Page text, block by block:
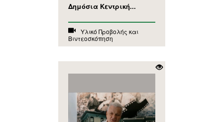
Δημόσια Κεντρική...
Υλικό Προβολής και
Βιντεοσκόπηση